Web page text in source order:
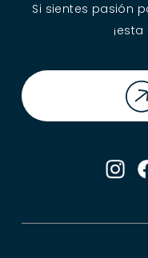
Si sientes pasión